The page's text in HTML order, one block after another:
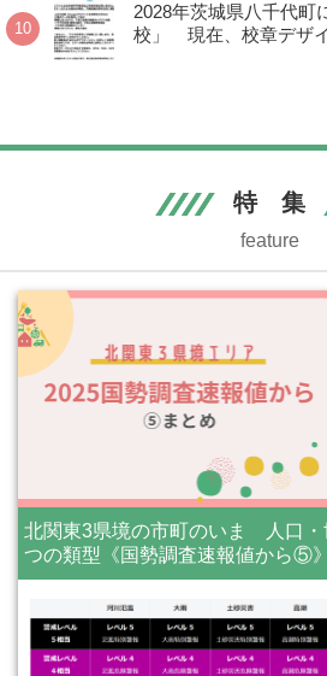
2028年茨城県八千代町
校」 現在、校章デザ
特 集
feature
北関東3県境の市町のいま 人口・
つの類型《国勢調査速報値から⑤》